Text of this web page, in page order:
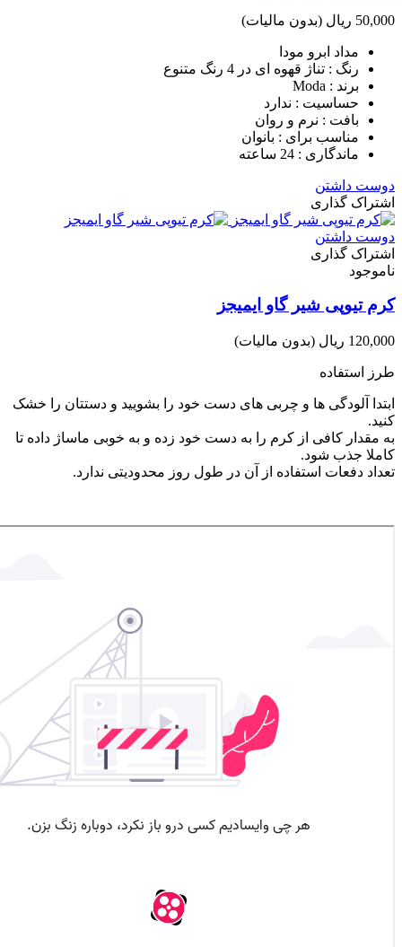
50,000 ریال (بدون مالیات)
مداد ابرو مودا
رنگ : تناژ قهوه ای در 4 رنگ متنوع
برند : Moda
حساسیت : ندارد
بافت : نرم و روان
مناسب برای : بانوان
ماندگاری : 24 ساعته
دوست داشتن
اشتراک گذاری
دوست داشتن
اشتراک گذاری
ناموجود
کرم تیوپی شیر گاو ایمیجز
120,000 ریال (بدون مالیات)
طرز استفاده
ابتدا آلودگی ها و چربی های دست خود را بشویید و دستتان را خشک
کنید.
به مقدار کافی از کرم را به دست خود زده و به خوبی ماساژ داده تا
کاملا جذب شود.
تعداد دفعات استفاده از آن در طول روز محدودیتی ندارد.